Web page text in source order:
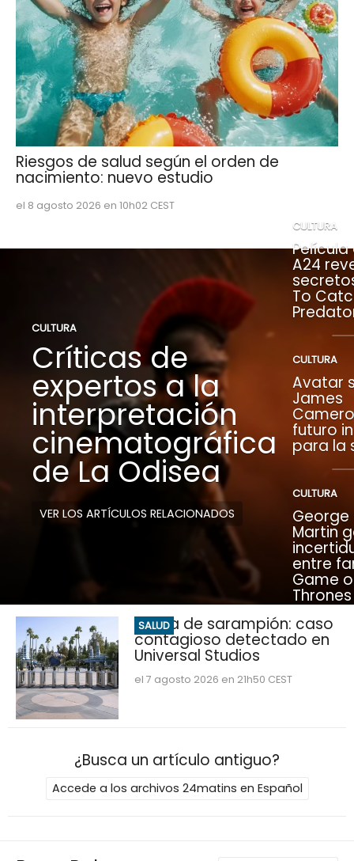
Riesgos de salud según el orden de
nacimiento: nuevo estudio
el 8 agosto 2026 en 10h02 CEST
CULTURA
Críticas de
expertos a la
interpretación
cinematográfica
de La Odisea
VER LOS ARTÍCULOS RELACIONADOS
CULTURA
Película
A24
To
CULTURA
Avatar
James
futuro
para la
CULTURA
George
Martin
entre
Game
Thrones
SALUD
Alerta de sarampión: caso
contagioso detectado en
Universal Studios
el 7 agosto 2026 en 21h50 CEST
¿Busca un artículo antiguo?
Accede a los archivos 24matins en Español